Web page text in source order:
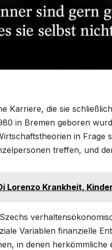
Karriere, die sie
in Bremen geboren
in
treffen, und
Lorenzo Krankheit,
Variablen finanzielle
in denen